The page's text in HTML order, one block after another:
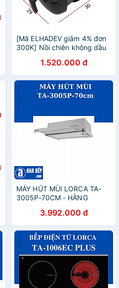
[Mã ELHADEV giảm 4% đơn
300K] Nồi chiên không dầu
lít bảo hành 3 năm
1.520.000 đ
MÁY HÚT MÙI LORCA TA-
3005P-70CM - HÀNG
3.992.000 đ